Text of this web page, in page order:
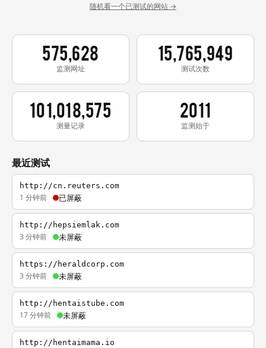
随机看一个已测试的网站 →
575,628
监测网址
15,765,949
测试次数
101,018,575
测量记录
2011
监测始于
最近测试
http://cn.reuters.com
1 分钟前 已屏蔽
http://hepsiemlak.com
3 分钟前 未屏蔽
https://heraldcorp.com
3 分钟前 未屏蔽
http://hentaistube.com
17 分钟前 未屏蔽
http://hentaimama.io